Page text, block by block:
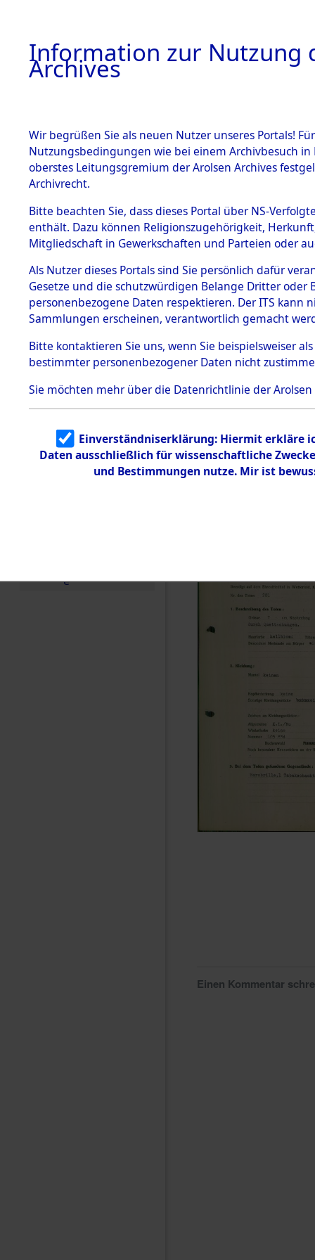
BESTÄNDE
1.
mente
5. Verschiedenes
5.3
Todesmärsche
5.3.1 Alliierte
Erhebungen
zu
Todesmärsch
en
5.3.2
Identifizierun
g
5.3.3
Todesmärsch
e
auf dem
zur
Roding,
zwischen
km)
Leben
0004
Einen Kommentar
Information zur Nutzung
Archives
Wir begrüßen Sie als neuen Nutzer unseres Portals!
Nutzungsbedingungen wie bei einem Archivbesuch
oberstes Leitungsgremium der Arolsen Archives
Archivrecht.
Bitte beachten Sie, dass dieses Portal über NS-
enthält. Dazu können Religionszugehörigkeit,
Mitgliedschaft in Gewerkschaften und Parteien oder
Als Nutzer dieses Portals sind Sie persönlich dafür
Gesetze und die schutzwürdigen Belange Dritter
personenbezogene Daten respektieren. Der ITS
Sammlungen erscheinen, verantwortlich gemacht
Bitte kontaktieren Sie uns, wenn Sie beispielsweiser
bestimmter personenbezogener Daten nicht
Sie möchten mehr über die Datenrichtlinie der Arolsen
Einverständniserklärung: Hiermit erkläre
Daten ausschließlich für wissenschaftliche
und Bestimmungen nutze. Mir ist